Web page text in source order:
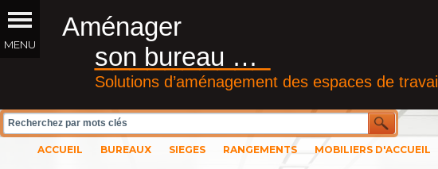
Aménager
son bureau …
Solutions d’aménagement des espaces de travail
__________
ACCUEIL BUREAUX SIEGES RANGEMENTS MOBILIERS D'ACCUEIL